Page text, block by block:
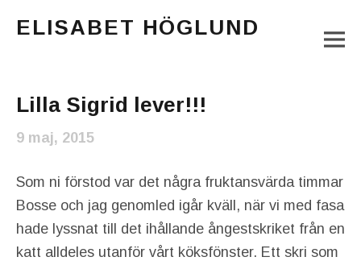
ELISABET HÖGLUND
Lilla Sigrid lever!!!
9 maj, 2015
Som ni förstod var det några fruktansvärda timmar
Bosse och jag genomled igår kväll, när vi med fasa
hade lyssnat till det ihållande ångestskriket från en
katt alldeles utanför vårt köksfönster. Ett skri som